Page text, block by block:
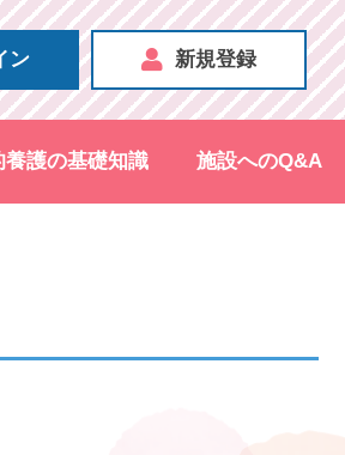
ン 新規登録
養護の基礎知識 施設へのQ&A